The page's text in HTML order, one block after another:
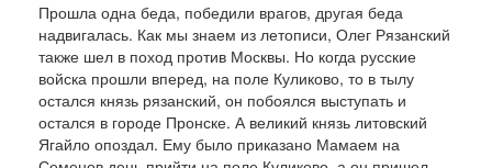
Прошла одна беда, победили врагов, другая беда
надвигалась. Как мы знаем из летописи, Олег Рязанский
также шел в поход против Москвы. Но когда русские
войска прошли вперед, на поле Куликово, то в тылу
остался князь рязан­ский, он побоялся выступать и
остался в горо­де Пронске. А великий князь литовский
Ягайло опоздал. Ему было приказано Мамаем на